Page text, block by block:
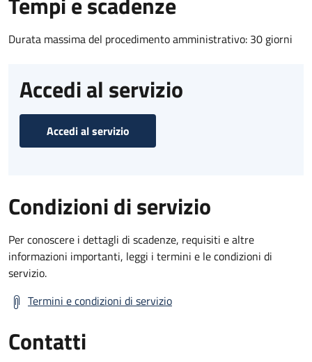
Durata massima del procedimento amministrativo: 30 giorni
Accedi al servizio
Accedi al servizio
Condizioni di servizio
Per conoscere i dettagli di scadenze, requisiti e altre
informazioni importanti, leggi i termini e le condizioni di
servizio.
Termini e condizioni di servizio
Contatti